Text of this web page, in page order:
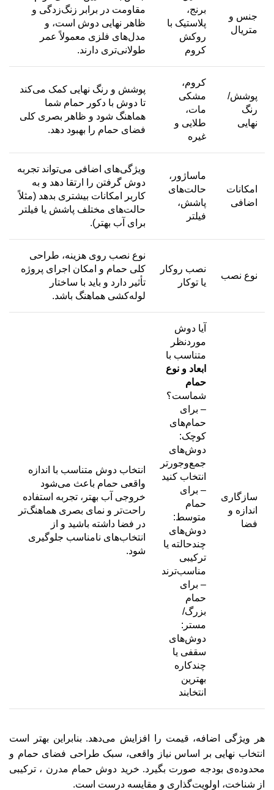
جنس و
متریال
برنج،
پلاستیک با
روکش
کروم
مقاومت در برابر زنگ‌زدگی و
ظاهر نهایی دوش است، و
مدل‌های فلزی معمولاً عمر
طولانی‌تری دارند.
پوشش/
رنگ
نهایی
کروم،
مشکی
مات،
طلایی و
غیره
پوشش و رنگ نهایی کمک می‌کند
تا دوش با دکور حمام شما
هماهنگ شود و ظاهر بصری کلی
فضای حمام را بهبود دهد.
امکانات
اضافی
ماساژور،
حالت‌های
پاشش،
فیلتر
ویژگی‌های اضافی می‌تواند تجربه
دوش گرفتن را ارتقا دهد و به
کاربر امکانات بیشتری بدهد (مثلاً
حالت‌های مختلف پاشش یا فیلتر
برای آب بهتر).
نوع نصب
نصب روکار
یا توکار
نوع نصب روی هزینه، طراحی
کلی حمام و امکان اجرای پروژه
تأثیر دارد و باید با ساختار
لوله‌کشی هماهنگ باشد.
سازگاری
اندازه و
فضا
آیا دوش
موردنظر
متناسب با
ابعاد و نوع
حمام
شماست؟
– برای
حمام‌های
کوچک:
دوش‌های
جمع‌وجورتر
انتخاب کنید
– برای
حمام
متوسط:
دوش‌های
چندحالته یا
ترکیبی
مناسب‌ترند
– برای
حمام
بزرگ/
مستر:
دوش‌های
سقفی یا
چندکاره
بهترین
انتخابند
انتخاب دوش متناسب با اندازه
واقعی حمام باعث می‌شود
خروجی آب بهتر، تجربه استفاده
راحت‌تر و نمای بصری هماهنگ‌تر
در فضا داشته باشید و از
انتخاب‌های نامناسب جلوگیری
شود.
هر ویژگی اضافه، قیمت را افزایش می‌دهد. بنابراین بهتر است
انتخاب نهایی بر اساس نیاز واقعی، سبک طراحی فضای حمام و
محدوده‌ی بودجه صورت بگیرد. خرید دوش حمام مدرن ، ترکیبی
از شناخت، اولویت‌گذاری و مقایسه درست است.